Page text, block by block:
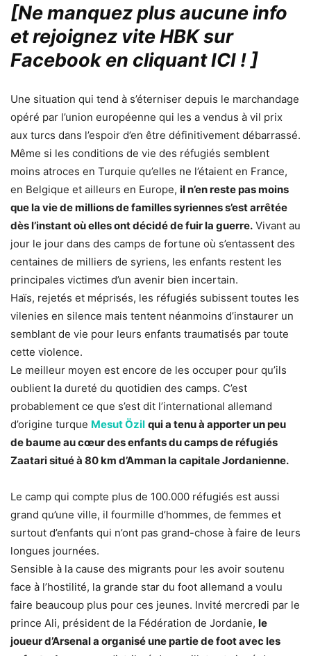
[Ne manquez plus aucune info
et rejoignez vite HBK sur
Facebook en cliquant ICI !]
Une situation qui tend à s’éterniser depuis le marchandage
opéré par l’union européenne qui les a vendus à vil prix
aux turcs dans l’espoir d’en être définitivement débarrassé.
Même si les conditions de vie des réfugiés semblent
moins atroces en Turquie qu’elles ne l’étaient en France,
en Belgique et ailleurs en Europe, il n’en reste pas moins
que la vie de millions de familles syriennes s’est arrêtée
dès l’instant où elles ont décidé de fuir la guerre. Vivant au
jour le jour dans des camps de fortune où s’entassent des
centaines de milliers de syriens, les enfants restent les
principales victimes d’un avenir bien incertain.
Haïs, rejetés et méprisés, les réfugiés subissent toutes les
vilenies en silence mais tentent néanmoins d’instaurer un
semblant de vie pour leurs enfants traumatisés par toute
cette violence.
Le meilleur moyen est encore de les occuper pour qu’ils
oublient la dureté du quotidien des camps. C’est
probablement ce que s’est dit l’international allemand
d’origine turque Mesut Özil qui a tenu à apporter un peu
de baume au cœur des enfants du camps de réfugiés
Zaatari situé à 80 km d’Amman la capitale Jordanienne.
Le camp qui compte plus de 100.000 réfugiés est aussi
grand qu’une ville, il fourmille d’hommes, de femmes et
surtout d’enfants qui n’ont pas grand-chose à faire de leurs
longues journées.
Sensible à la cause des migrants pour les avoir soutenu
face à l’hostilité, la grande star du foot allemand a voulu
faire beaucoup plus pour ces jeunes. Invité mercredi par le
prince Ali, président de la Fédération de Jordanie, le
joueur d’Arsenal a organisé une partie de foot avec les